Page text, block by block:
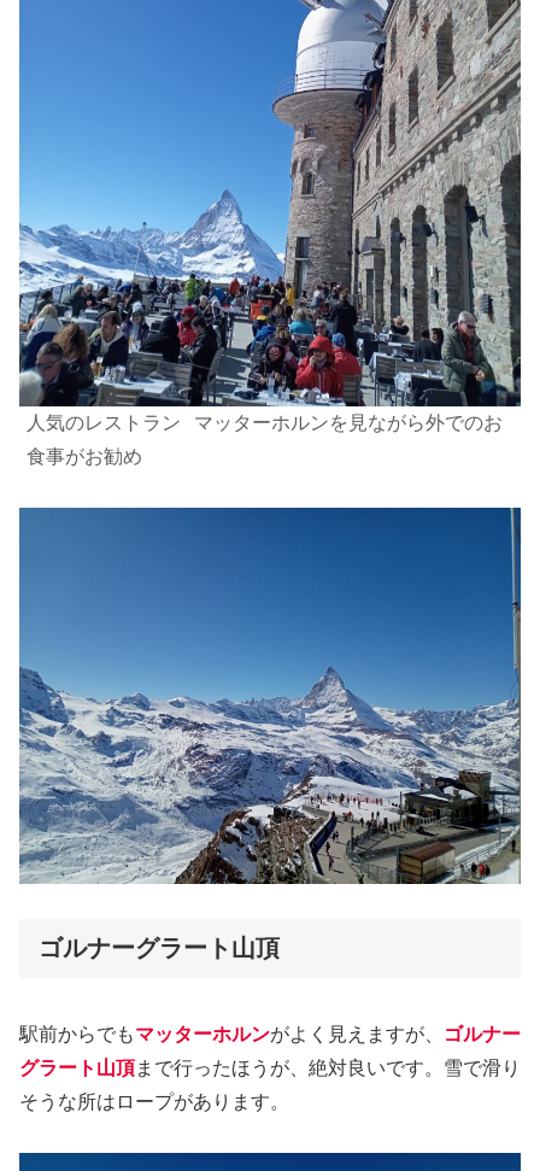
人気のレストラン
マッターホルンを見ながら外でのお
食事がお勧め
ゴルナーグラート山頂
駅前からでもマッターホルンがよく見えますが、
ゴルナー
グラート山頂まで行ったほうが、絶対良いです。雪で滑り
そうな所はロープがあります。